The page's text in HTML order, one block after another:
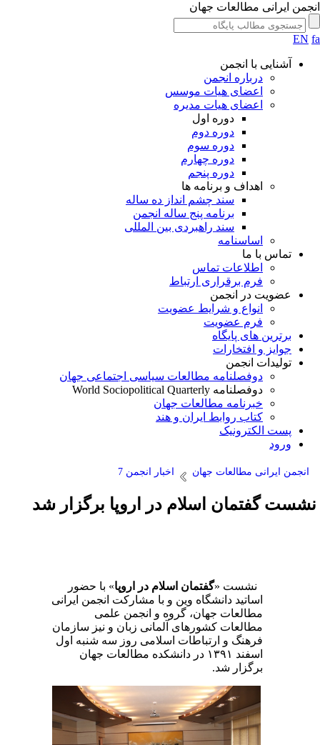
ایرانی مطالعات جهان
EN
آشنایی با انجمن
درباره انجمن
اعضای هیات موسس
اعضای هیات مدیره
دوره اول
دوره دوم
دوره سوم
دوره چهارم
دوره پنجم
اهداف و برنامه ها
سند چشم انداز ده ساله
برنامه پنج ساله انجمن
سند راهبردی بین المللی
اساسنامه
تماس با ما
اطلاعات تماس
فرم برقراری ارتباط
عضویت در انجمن
انواع و شرایط عضویت
فرم عضویت
برترین های پایگاه
جوایز و افتخارات
تولیدات انجمن
دوفصلنامه مطالعات سیاسی اجتماعی جهان
دوفصلنامه World Sociopolitical Quarterly
خبرنامه مطالعات جهان
کتاب روابط ایران و هند
پست الکترونیک
ورود
انجمن ایرانی مطالعات جهان اخبار انجمن 7
گفتمان اسلام در اروپا برگزار شد
نشست « گفتمان اسلام در اروپا» با حضور
اساتید دانشگاه وین و با مشارکت انجمن ایرانی
مطالعات جهان، گروه و انجمن علمی
مطالعات کشورهای آلمانی زبان و نیز سازمان
فرهنگ و ارتباطات اسلامی روز سه شنبه اول
اسفند ۱۳۹۱ در دانشکده مطالعات جهان
برگزار شد.